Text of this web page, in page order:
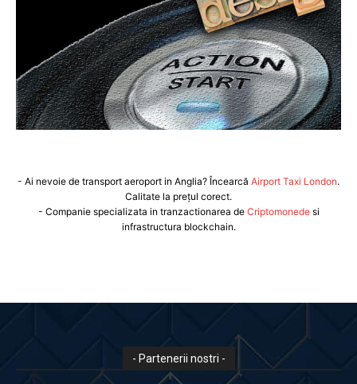
- Ai nevoie de transport aeroport in Anglia? Încearcă Airport Taxi London.
Calitate la prețul corect.
- Companie specializata in tranzactionarea de Criptomonedesi
infrastructura blockchain.
- Partenerii nostri -